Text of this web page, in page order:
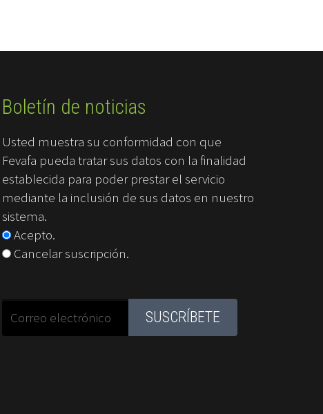
Boletín de noticias
Usted muestra su conformidad con que
Fevafa pueda tratar sus datos con la finalidad
establecida para poder prestar el servicio
mediante la inclusión de sus datos en nuestro
sistema.
Acepto.
Cancelar suscripción.